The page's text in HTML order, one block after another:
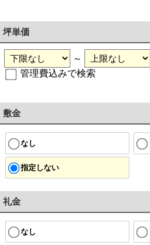
坪単価
～
管理費込みで検索
敷金
なし
指定しない
礼金
なし